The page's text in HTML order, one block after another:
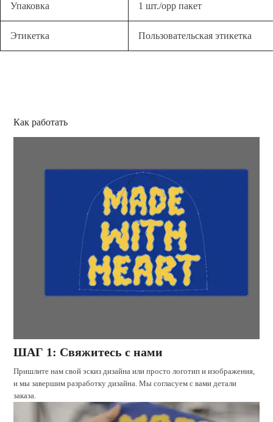
Упаковка 1 шт./opp пакет
Этикетка Пользовательская этикетка
Как работать
ШАГ 1: Свяжитесь с нами
Пришлите нам свой эскиз дизайна или просто логотип и изображения,
и мы завершим разработку дизайна. Мы согласуем с вами детали
заказа.